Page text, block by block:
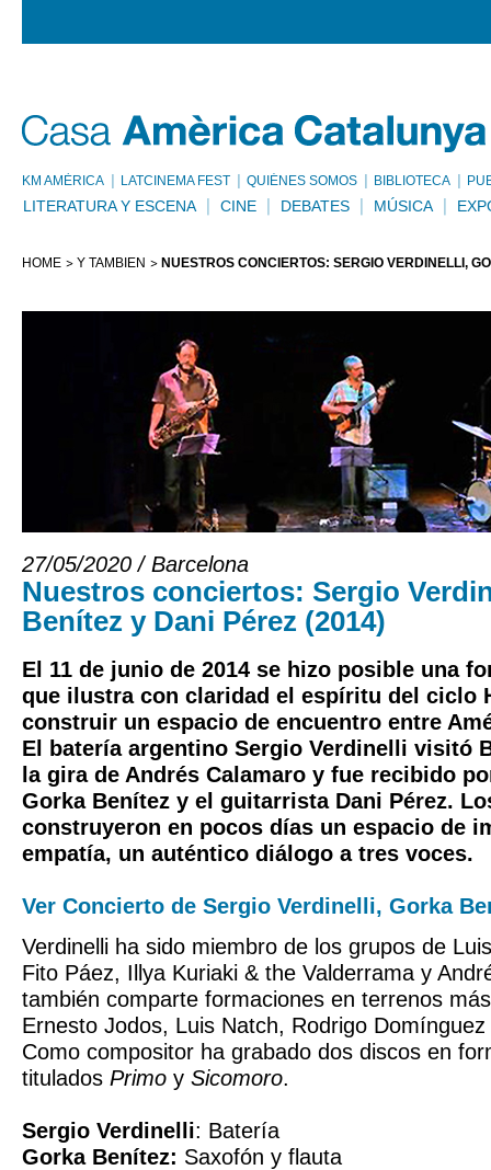
KM AMÈRICA LATCINEMA FEST QUIÉNES SOMOS BIBLIOTECA
LITERATURA Y ESCENA CINE DEBATES MÚSICA
HOME Y TAMBIÉN NUESTROS CONCIERTOS: SERGIO VERDINELLI,
27/05/2020 / Barcelona
Nuestros conciertos: Sergio
Benítez y Dani Pérez (2014)
El 11 de junio de 2014 se hizo posible una
que ilustra con claridad el espíritu del ciclo
construir un espacio de encuentro entre
El batería argentino Sergio Verdinelli visitó
la gira de Andrés Calamaro y fue recibido
Gorka Benítez y el guitarrista Dani Pérez.
construyeron en pocos días un espacio de
empatía, un auténtico diálogo a tres voces.
Ver Concierto de Sergio Verdinelli, Gorka
Verdinelli ha sido miembro de los grupos de
Fito Páez, Illya Kuriaki & the Valderrama y
también comparte formaciones en terrenos
Ernesto Jodos, Luis Natch, Rodrigo
Como compositor ha grabado dos discos en
titulados Primo y Sicomoro.
Sergio Verdinelli: Batería
Gorka Benítez: Saxofón y flauta